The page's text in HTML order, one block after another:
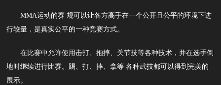
MMA运动的赛 规可以让各方高手在一个公开且公平的环境下进
行较量，是真实公平的一种竞赛方式。
在比赛中允许使用击打、抱摔、关节技等各种技术，并在选手倒
地时继续进行比赛。踢、打、摔、拿等 各种武技都可以得到完美的
展示。